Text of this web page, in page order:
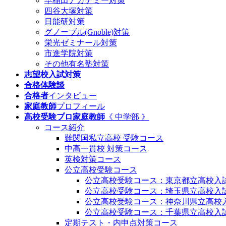
四谷大塚対策
日能研対策
グノーブル(Gnoble)対策
栄光ゼミナール対策
市進学院対策
その他有名塾対策
志望校入試対策
合格体験談
合格者インタビュー
家庭教師プロフィール
高校受験プロ家庭教師 《 中学部 》
コース紹介
難関国私立高校 受験コース
中高一貫校 対策コース
英検対策コース
公立高校受験コース
公立高校受験コース：東京都立高校入
公立高校受験コース：埼玉県立高校入
公立高校受験コース：神奈川県立高校
公立高校受験コース：千葉県立高校入
定期テスト・内申点対策コース